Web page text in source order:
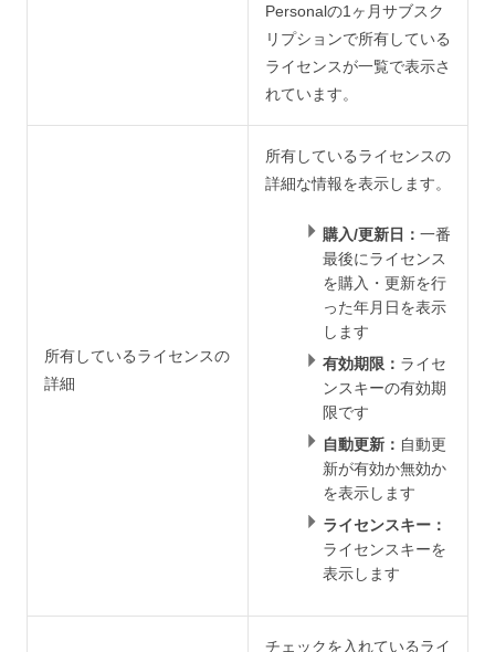
Personalの1ヶ月サブスク
リプションで所有している
ライセンスが一覧で表示さ
れています。
所有しているライセンスの
詳細
所有しているライセンスの
詳細な情報を表示します。
購入/更新日： 一番
最後にライセンス
を購入・更新を行
った年月日を表示
します
有効期限： ライセ
ンスキーの有効期
限です
自動更新： 自動更
新が有効か無効か
を表示します
ライセンスキー：
ライセンスキーを
表示します
チェックを入れているライ